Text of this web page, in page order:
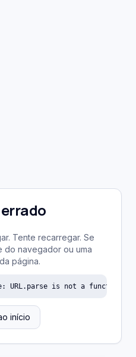
Tente recarregar. Se
do navegador ou uma
página.
URL.parse is not a function
início